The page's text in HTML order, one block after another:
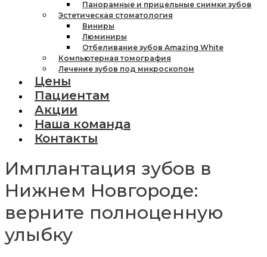
Панорамные и прицельные снимки зубов
Эстетическая стоматология
Виниры
Люминиры
Отбеливание зубов Amazing White
Компьютерная томография
Лечение зубов под микроскопом
Цены
Пациентам
Акции
Наша команда
Контакты
Имплантация зубов в
Нижнем Новгороде:
верните полноценную
улыбку